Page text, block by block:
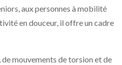
aux personnes à mobilité
en douceur, il offre un cadre
de mouvements de torsion et de